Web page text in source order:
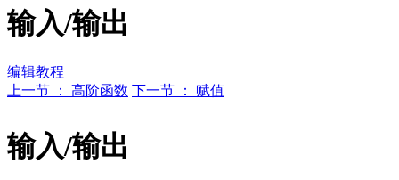
输入/输出
编辑教程
上一节 ： 高阶函数 下一节 ： 赋值
输入/输出